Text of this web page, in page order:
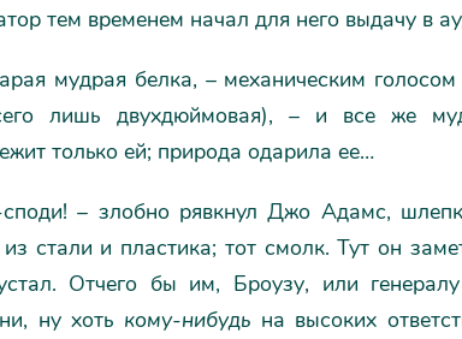
тем временем начал для него выдачу в
мудрая белка, – механическим
лишь двухдюймовая), – и все же
только ей; природа одарила ее…
– злобно рявкнул Джо Адамс,
стали и пластика; тот смолк. Тут он
Отчего бы им, Броузу, или
ну хоть кому-нибудьна высоких